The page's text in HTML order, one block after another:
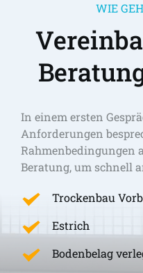
WIE
In einem ersten
Anforderungen
Rahmenbedingungen
Beratung, um schnell
Trockenbau
Estrich
Bodenbelag